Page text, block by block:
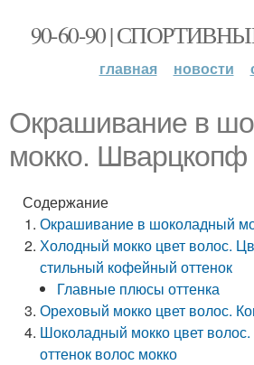
90-60-90 |
главная новости
Окрашивание в
мокко. Шварцкопф
Содержание
Окрашивание в шоколадный
Холодный мокко цвет волос.
стильный кофейный оттенок
Главные плюсы оттенка
Ореховый мокко цвет волос.
Шоколадный мокко цвет
оттенок волос мокко